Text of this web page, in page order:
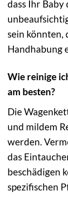
dass Ihr
sein könnten,
Handhabung
Wie reinige
am besten?
Die
und mildem
werden.
das
beschädigen
spezifischen